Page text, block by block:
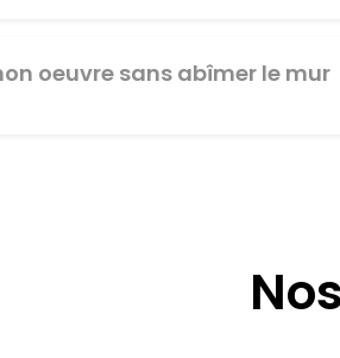
oeuvre sans abîmer le mur